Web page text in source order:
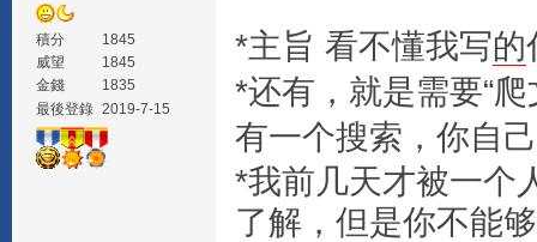
積分
1845
威望
1845
金錢
1835
最後登錄 2019-7-15
*主旨 看不懂我写的
*还有，就是需要“
有一个搜索，你自
*我前几天才被一个
了解，但是你不能